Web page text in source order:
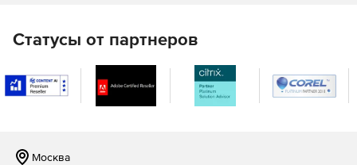
Позволяет создавать резервные копии всех объектов
Exchange (локальных и Exchange Online), таких как
электронные письма, записи календаря, контакты,
журналы, заметки, сообщения и задачи.
Статусы от партнеров
Москва